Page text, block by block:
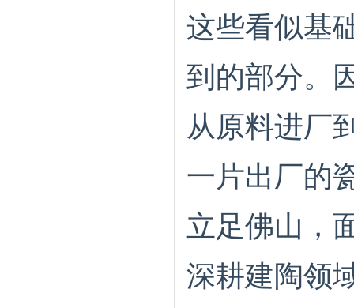
这些看似基
到的部分。
从原料进厂
一片出厂的
立足佛山，
深耕建陶领